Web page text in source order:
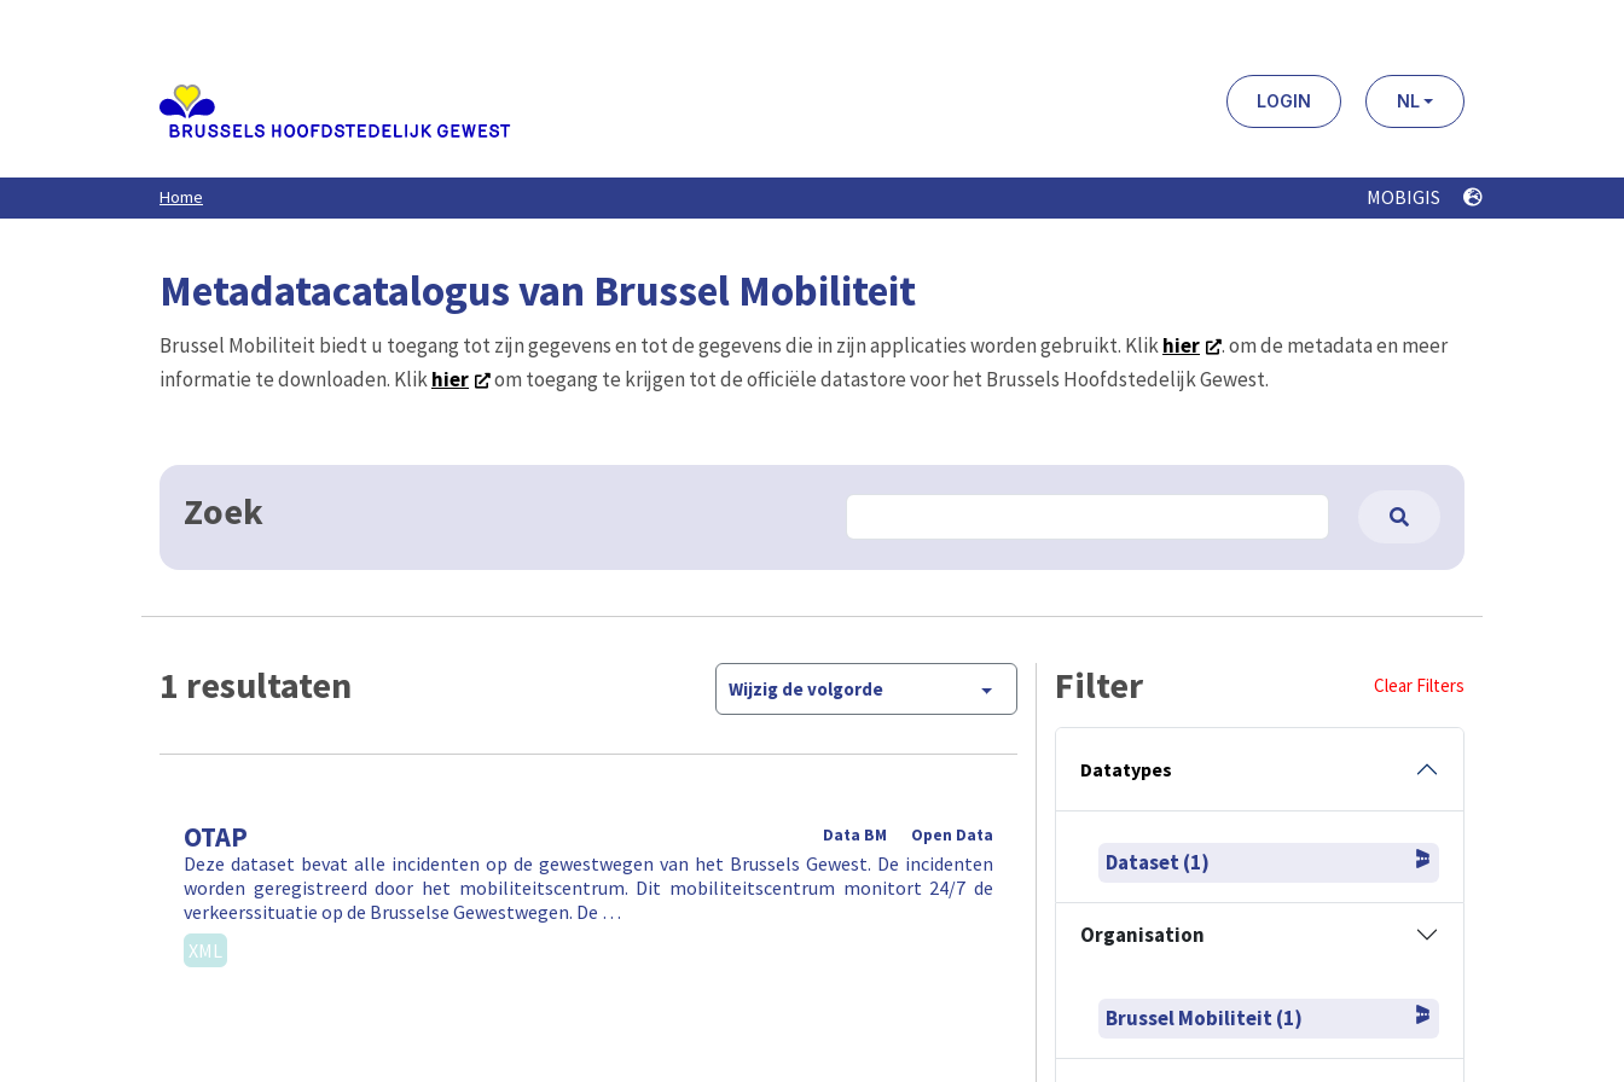
LOGIN NL
Home MOBIGIS
Metadatacatalogus van Brussel Mobiliteit
Brussel Mobiliteit biedt u toegang tot zijn gegevens en tot de gegevens die in zijn applicaties worden gebruikt. Klikhier
. om de metadata en meer
informatie te downloaden. Klikhier om toegang te krijgen tot de officiële datastore voor het Brussels Hoofdstedelijk Gewest.
Zoek
1 resultaten Wijzig de volgorde
OTAP Open Data
Data BM
Deze dataset bevat alle incidenten op de gewestwegen van het Brussels Gewest. De incidenten
worden geregistreerd door het mobiliteitscentrum. Dit mobiliteitscentrum monitort 24/7 de
verkeerssituatie op de Brusselse Gewestwegen. De …
XML
Filter Clear Filters
Datatypes
Dataset (1)
Organisation
Brussel Mobiliteit (1)